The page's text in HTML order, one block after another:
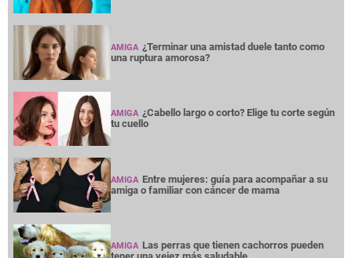
AMIGA ¿Terminar una amistad duele tanto como
una ruptura amorosa?
AMIGA ¿Cabello largo o corto? Elige tu corte según
tu cuello
AMIGA Entre mujeres: guía para acompañar a su
amiga o familiar con cáncer de mama
AMIGA Las perras que tienen cachorros pueden